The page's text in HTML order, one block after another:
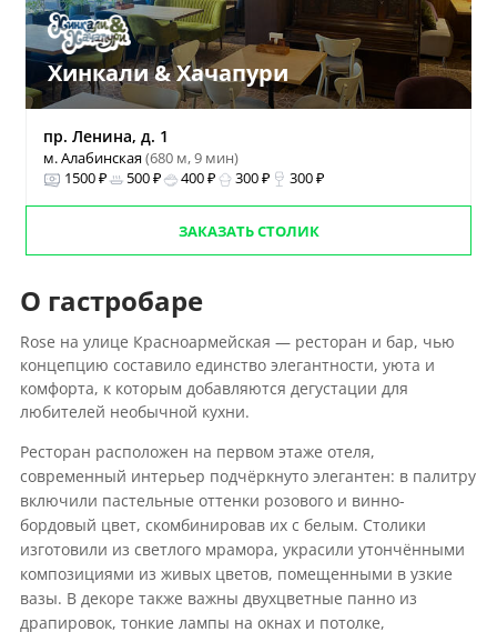
Хинкали & Хачапури
пр. Ленина, д. 1
м. Алабинская(680 м, 9 мин)
1500 ₽
500 ₽ 400 ₽ 300 ₽ 300 ₽
ЗАКАЗАТЬ СТОЛИК
О гастробаре
Rose на улице Красноармейская — ресторан и бар, чью
концепцию составило единство элегантности, уюта и
комфорта, к которым добавляются дегустации для
любителей необычной кухни.
Ресторан расположен на первом этаже отеля,
современный интерьер подчёркнуто элегантен: в палитру
включили пастельные оттенки розового и винно-
бордовый цвет, скомбинировав их с белым. Столики
изготовили из светлого мрамора, украсили утончёнными
композициями из живых цветов, помещенными в узкие
вазы. В декоре также важны двухцветные панно из
драпировок, тонкие лампы на окнах и потолке,